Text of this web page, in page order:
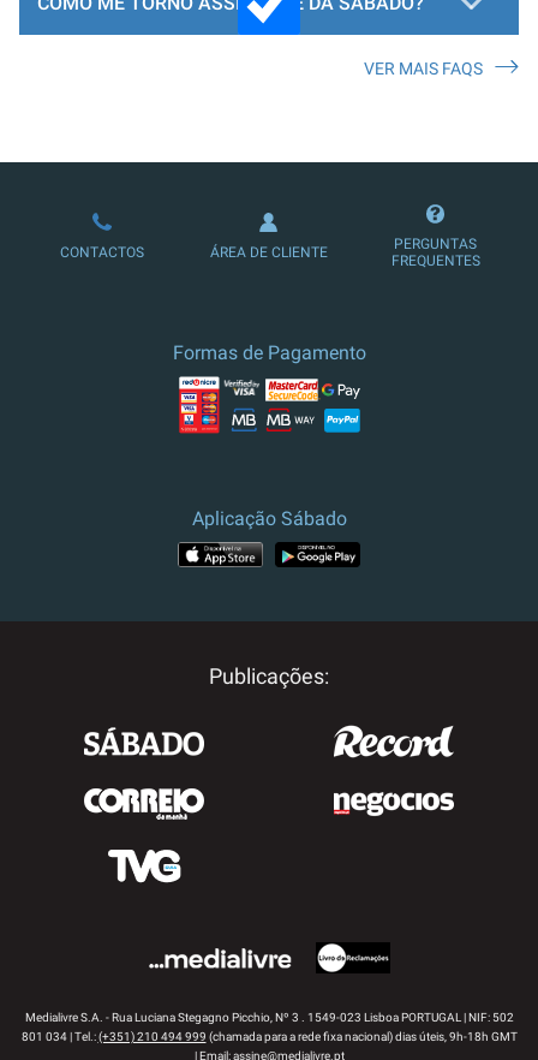
LOJA DE ASSINATURAS
VER MAIS FAQS
CONTACTOS ÁREA DE CLIENTE
PERGUNTAS
FREQUENTES
Formas de Pagamento
Aplicação Sábado
Publicações:
Medialivre S.A. - Rua Luciana Stegagno Picchio, Nº 3 . 1549-023 Lisboa PORTUGAL | NIF: 502
801 034 | Tel.:(+351) 210 494 999 (chamada para a rede fixa nacional) dias úteis, 9h-18h GMT
| Email:assine@medialivre.pt